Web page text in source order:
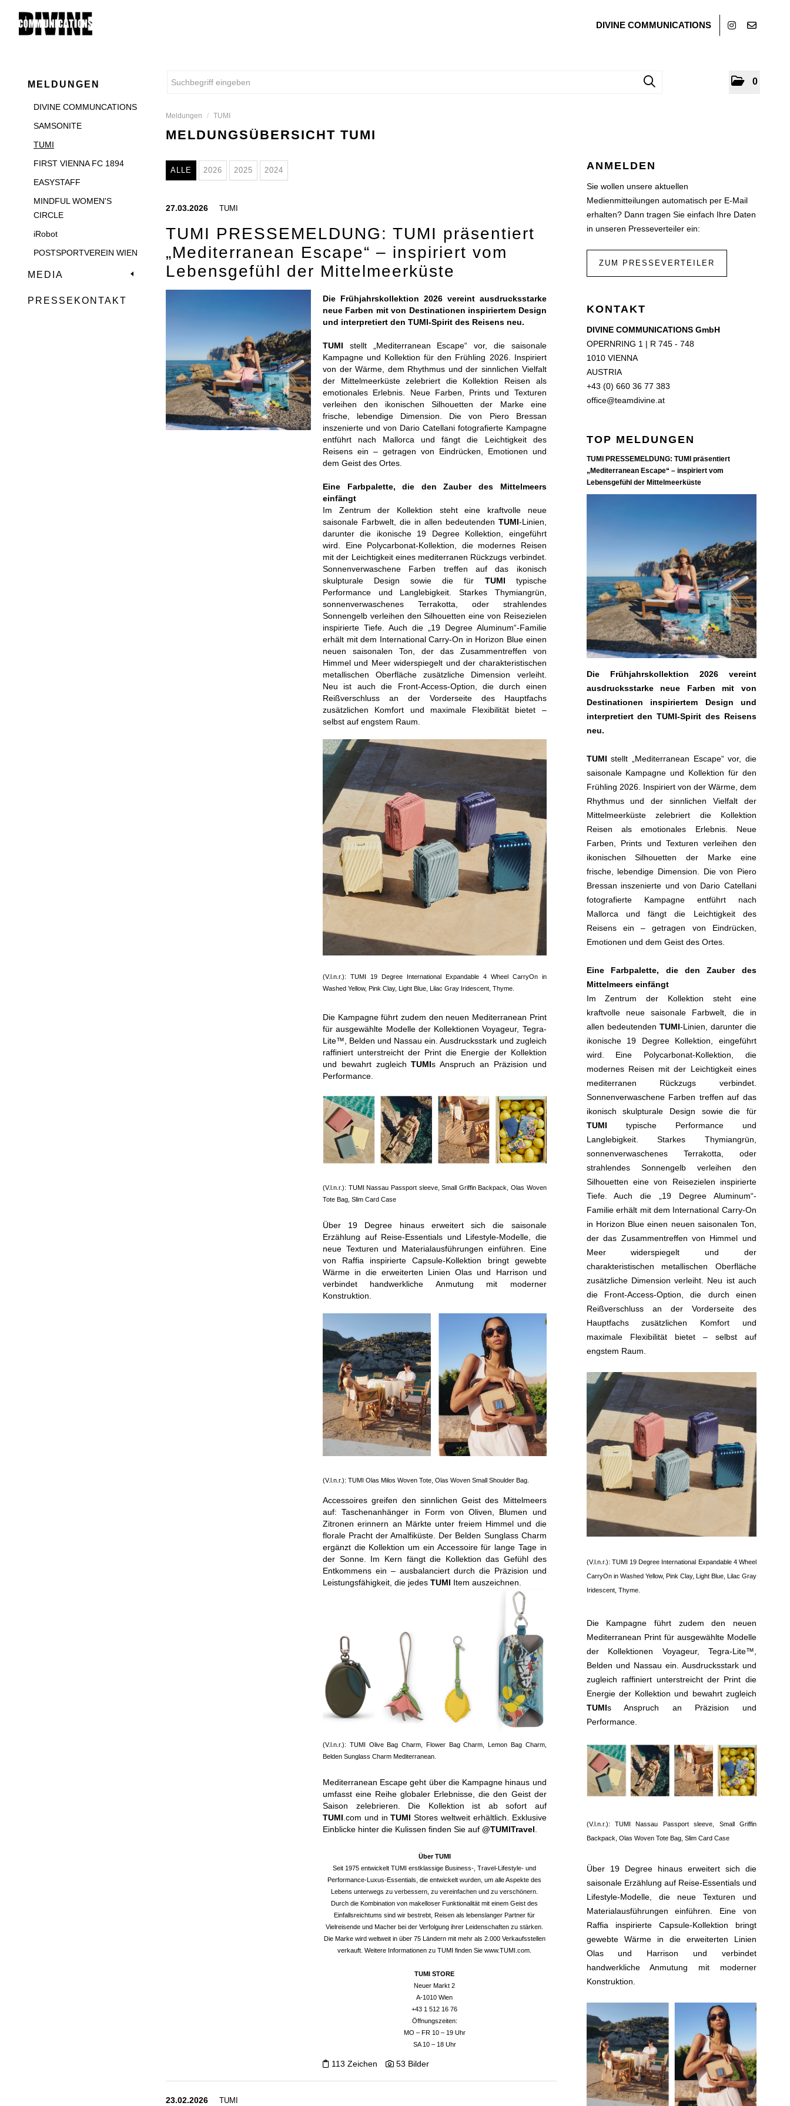
DIVINE COMMUNICATIONS
0
MELDUNGEN
DIVINE COMMUNCATIONS
SAMSONITE
TUMI
FIRST VIENNA FC 1894
EASYSTAFF
MINDFUL WOMEN'S
CIRCLE
iRobot
POSTSPORTVEREIN WIEN
MEDIA
PRESSEKONTAKT
Meldungen / TUMI
MELDUNGSÜBERSICHT TUMI
ALLE 2026 2025 2024
27.03.2026 TUMI
TUMI PRESSEMELDUNG: TUMI präsentiert
„Mediterranean Escape“ – inspiriert vom
Lebensgefühl der Mittelmeerküste
Die Frühjahrskollektion 2026 vereint ausdrucksstarke
neue Farben mit von Destinationen inspiriertem Design
und interpretiert den TUMI-Spirit des Reisens neu.
TUMI stellt „Mediterranean Escape“ vor, die saisonale
Kampagne und Kollektion für den Frühling 2026. Inspiriert
von der Wärme, dem Rhythmus und der sinnlichen Vielfalt
der Mittelmeerküste zelebriert die Kollektion Reisen als
emotionales Erlebnis. Neue Farben, Prints und Texturen
verleihen den ikonischen Silhouetten der Marke eine
frische, lebendige Dimension. Die von Piero Bressan
inszenierte und von Dario Catellani fotografierte Kampagne
entführt nach Mallorca und fängt die Leichtigkeit des
Reisens ein – getragen von Eindrücken, Emotionen und
dem Geist des Ortes.
Eine Farbpalette, die den Zauber des Mittelmeers
einfängt
Im Zentrum der Kollektion steht eine kraftvolle neue
saisonale Farbwelt, die in allen bedeutenden TUMI-Linien,
darunter die ikonische 19 Degree Kollektion, eingeführt
wird. Eine Polycarbonat-Kollektion, die modernes Reisen
mit der Leichtigkeit eines mediterranen Rückzugs verbindet.
Sonnenverwaschene Farben treffen auf das ikonisch
skulpturale Design sowie die für TUMI typische
Performance und Langlebigkeit. Starkes Thymiangrün,
sonnenverwaschenes Terrakotta, oder strahlendes
Sonnengelb verleihen den Silhouetten eine von Reisezielen
inspirierte Tiefe. Auch die „19 Degree Aluminum“-Familie
erhält mit dem International Carry-On in Horizon Blue einen
neuen saisonalen Ton, der das Zusammentreffen von
Himmel und Meer widerspiegelt und der charakteristischen
metallischen Oberfläche zusätzliche Dimension verleiht.
Neu ist auch die Front-Access-Option, die durch einen
Reißverschluss an der Vorderseite des Hauptfachs
zusätzlichen Komfort und maximale Flexibilität bietet –
selbst auf engstem Raum.
(V.l.n.r.): TUMI 19 Degree International Expandable 4 Wheel CarryOn in
Washed Yellow, Pink Clay, Light Blue, Lilac Gray Iridescent, Thyme.
Die Kampagne führt zudem den neuen Mediterranean Print
für ausgewählte Modelle der Kollektionen Voyageur, Tegra-
Lite™, Belden und Nassau ein. Ausdrucksstark und zugleich
raffiniert unterstreicht der Print die Energie der Kollektion
und bewahrt zugleichTUMIs Anspruch an Präzision und
Performance.
(V.l.n.r.): TUMI Nassau Passport sleeve, Small Griffin Backpack, Olas Woven
Tote Bag, Slim Card Case
Über 19 Degree hinaus erweitert sich die saisonale
Erzählung auf Reise-Essentials und Lifestyle-Modelle, die
neue Texturen und Materialausführungen einführen. Eine
von Raffia inspirierte Capsule-Kollektion bringt gewebte
Wärme in die erweiterten Linien Olas und Harrison und
verbindet handwerkliche Anmutung mit moderner
Konstruktion.
(V.l.n.r.): TUMI Olas Milos Woven Tote, Olas Woven Small Shoulder Bag.
Accessoires greifen den sinnlichen Geist des Mittelmeers
auf: Taschenanhänger in Form von Oliven, Blumen und
Zitronen erinnern an Märkte unter freiem Himmel und die
florale Pracht der Amalfiküste. Der Belden Sunglass Charm
ergänzt die Kollektion um ein Accessoire für lange Tage in
der Sonne. Im Kern fängt die Kollektion das Gefühl des
Entkommens ein – ausbalanciert durch die Präzision und
Leistungsfähigkeit, die jedes TUMI Item auszeichnen.
(V.l.n.r.): TUMI Olive Bag Charm, Flower Bag Charm, Lemon Bag Charm,
Belden Sunglass Charm Mediterranean.
Mediterranean Escape geht über die Kampagne hinaus und
umfasst eine Reihe globaler Erlebnisse, die den Geist der
Saison zelebrieren. Die Kollektion ist ab sofort auf
TUMI .com und inTUMI Stores weltweit erhältlich. Exklusive
Einblicke hinter die Kulissen finden Sie auf @TUMITravel
Über TUMI
Seit 1975 entwickelt TUMI erstklassige Business-, Travel-Lifestyle- und
Performance-Luxus-Essentials, die entwickelt wurden, um alle Aspekte des
Lebens unterwegs zu verbessern, zu vereinfachen und zu verschönern.
Durch die Kombination von makelloser Funktionalität mit einem Geist des
Einfallsreichtums sind wir bestrebt, Reisen als lebenslanger Partner für
Vielreisende und Macher bei der Verfolgung ihrer Leidenschaften zu stärken.
Die Marke wird weltweit in über 75 Ländern mit mehr als 2.000 Verkaufsstellen
verkauft. Weitere Informationen zu TUMI finden Siewww.TUMI.com
TUMI STORE
Neuer Markt 2
A-1010 Wien
+43 1 512 16 76
Öffnungszeiten:
MO – FR 10 – 19 Uhr
SA 10 – 18 Uhr
113 Zeichen 53 Bilder
23.02.2026 TUMI
ANMELDEN
Sie wollen unsere aktuellen
Medienmitteilungen automatisch per E-Mail
erhalten? Dann tragen Sie einfach Ihre Daten
in unseren Presseverteiler ein:
ZUM PRESSEVERTEILER
KONTAKT
DIVINE COMMUNICATIONS GmbH
OPERNRING 1 | R 745 - 748
1010 VIENNA
AUSTRIA
+43 (0) 660 36 77 383
office@teamdivine.at
TOP MELDUNGEN
TUMI PRESSEMELDUNG: TUMI präsentiert
„Mediterranean Escape“ – inspiriert vom
Lebensgefühl der Mittelmeerküste
Die Frühjahrskollektion 2026 vereint
ausdrucksstarke neue Farben mit von
Destinationen inspiriertem Design und
interpretiert den TUMI-Spirit des Reisens
neu.
TUMI stellt „Mediterranean Escape“ vor, die
saisonale Kampagne und Kollektion für den
Frühling 2026. Inspiriert von der Wärme, dem
Rhythmus und der sinnlichen Vielfalt der
Mittelmeerküste zelebriert die Kollektion
Reisen als emotionales Erlebnis. Neue
Farben, Prints und Texturen verleihen den
ikonischen Silhouetten der Marke eine
frische, lebendige Dimension. Die von Piero
Bressan inszenierte und von Dario Catellani
fotografierte Kampagne entführt nach
Mallorca und fängt die Leichtigkeit des
Reisens ein – getragen von Eindrücken,
Emotionen und dem Geist des Ortes.
Eine Farbpalette, die den Zauber des
Mittelmeers einfängt
Im Zentrum der Kollektion steht eine
kraftvolle neue saisonale Farbwelt, die in
allen bedeutenden TUMI-Linien, darunter die
ikonische 19 Degree Kollektion, eingeführt
wird. Eine Polycarbonat-Kollektion, die
modernes Reisen mit der Leichtigkeit eines
mediterranen Rückzugs verbindet.
Sonnenverwaschene Farben treffen auf das
ikonisch skulpturale Design sowie die für
TUMI typische Performance und
Langlebigkeit. Starkes Thymiangrün,
sonnenverwaschenes Terrakotta, oder
strahlendes Sonnengelb verleihen den
Silhouetten eine von Reisezielen inspirierte
Tiefe. Auch die „19 Degree Aluminum“-
Familie erhält mit dem International Carry-On
in Horizon Blue einen neuen saisonalen Ton,
der das Zusammentreffen von Himmel und
Meer widerspiegelt und der
charakteristischen metallischen Oberfläche
zusätzliche Dimension verleiht. Neu ist auch
die Front-Access-Option, die durch einen
Reißverschluss an der Vorderseite des
Hauptfachs zusätzlichen Komfort und
maximale Flexibilität bietet – selbst auf
engstem Raum.
(V.l.n.r.): TUMI 19 Degree International Expandable 4 Wheel
CarryOn in Washed Yellow, Pink Clay, Light Blue, Lilac Gray
Iridescent, Thyme.
Die Kampagne führt zudem den neuen
Mediterranean Print für ausgewählte Modelle
der Kollektionen Voyageur, Tegra-Lite™,
Belden und Nassau ein. Ausdrucksstark und
zugleich raffiniert unterstreicht der Print die
Energie der Kollektion und bewahrt zugleich
TUMIs Anspruch an Präzision und
Performance.
(V.l.n.r.): TUMI Nassau Passport sleeve, Small Griffin
Backpack, Olas Woven Tote Bag, Slim Card Case
Über 19 Degree hinaus erweitert sich die
saisonale Erzählung auf Reise-Essentials und
Lifestyle-Modelle, die neue Texturen und
Materialausführungen einführen. Eine von
Raffia inspirierte Capsule-Kollektion bringt
gewebte Wärme in die erweiterten Linien
Olas und Harrison und verbindet
handwerkliche Anmutung mit moderner
Konstruktion.